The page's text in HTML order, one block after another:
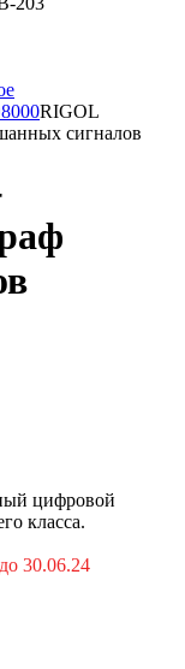
RIGOL
сигналов
цифровой
класса.
30.06.24